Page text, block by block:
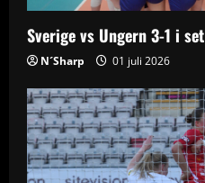
o
n
Sverige vs Ungern 3-1 i set
N´Sharp 01 juli 2026